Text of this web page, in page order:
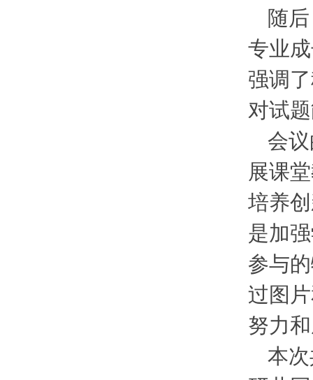
随
专业
强调
对试
会
展课
培养
是加
参与
过图
努力
本